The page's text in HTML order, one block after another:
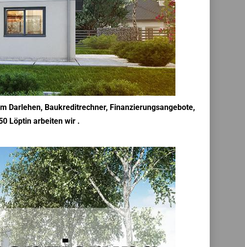
Darlehen, Baukreditrechner, Finanzierungsangebote,
Löptin arbeiten wir .